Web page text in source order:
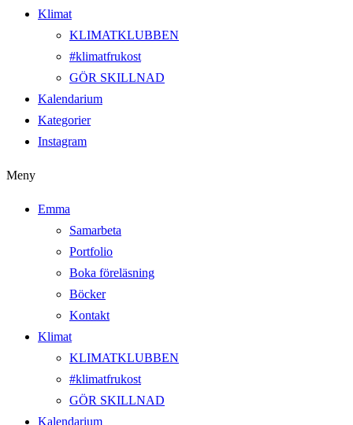
Klimat
KLIMATKLUBBEN
#klimatfrukost
GÖR SKILLNAD
Kalendarium
Kategorier
Instagram
Meny
Emma
Samarbeta
Portfolio
Boka föreläsning
Böcker
Kontakt
Klimat
KLIMATKLUBBEN
#klimatfrukost
GÖR SKILLNAD
Kalendarium